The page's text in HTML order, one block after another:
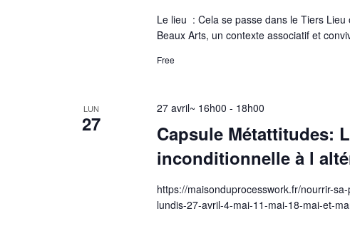
Le lieu : Cela se passe dans le Tiers Lieu
Beaux Arts, un contexte associatif et
Free
LUN
27
27 avril~ 16h00 - 18h00
Capsule Métattitudes:
inconditionnelle à l
https://maisonduprocesswork.fr/nourrir-
lundis-27-avril-4-mai-11-mai-18-mai-et-